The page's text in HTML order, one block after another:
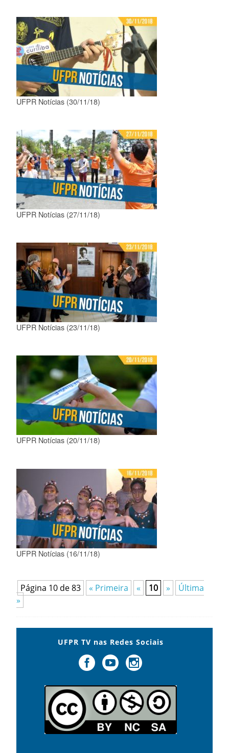
UFPR Notícias (30/11/18)
UFPR Notícias (27/11/18)
UFPR Notícias (23/11/18)
UFPR Notícias (20/11/18)
UFPR Notícias (16/11/18)
Página 10 de 83 « Primeira « 10 »
Última
»
UFPR TV nas Redes Sociais